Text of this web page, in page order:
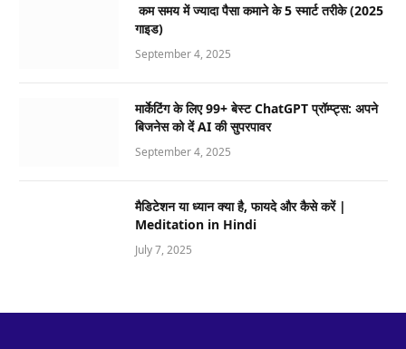
कम समय में ज्यादा पैसा कमाने के 5 स्मार्ट तरीके (2025
गाइड)
September 4, 2025
मार्केटिंग के लिए 99+ बेस्ट ChatGPT प्रॉम्प्ट्स: अपने
बिजनेस को दें AI की सुपरपावर
September 4, 2025
मैडिटेशन या ध्यान क्या है, फायदे और कैसे करें |
Meditation in Hindi
July 7, 2025